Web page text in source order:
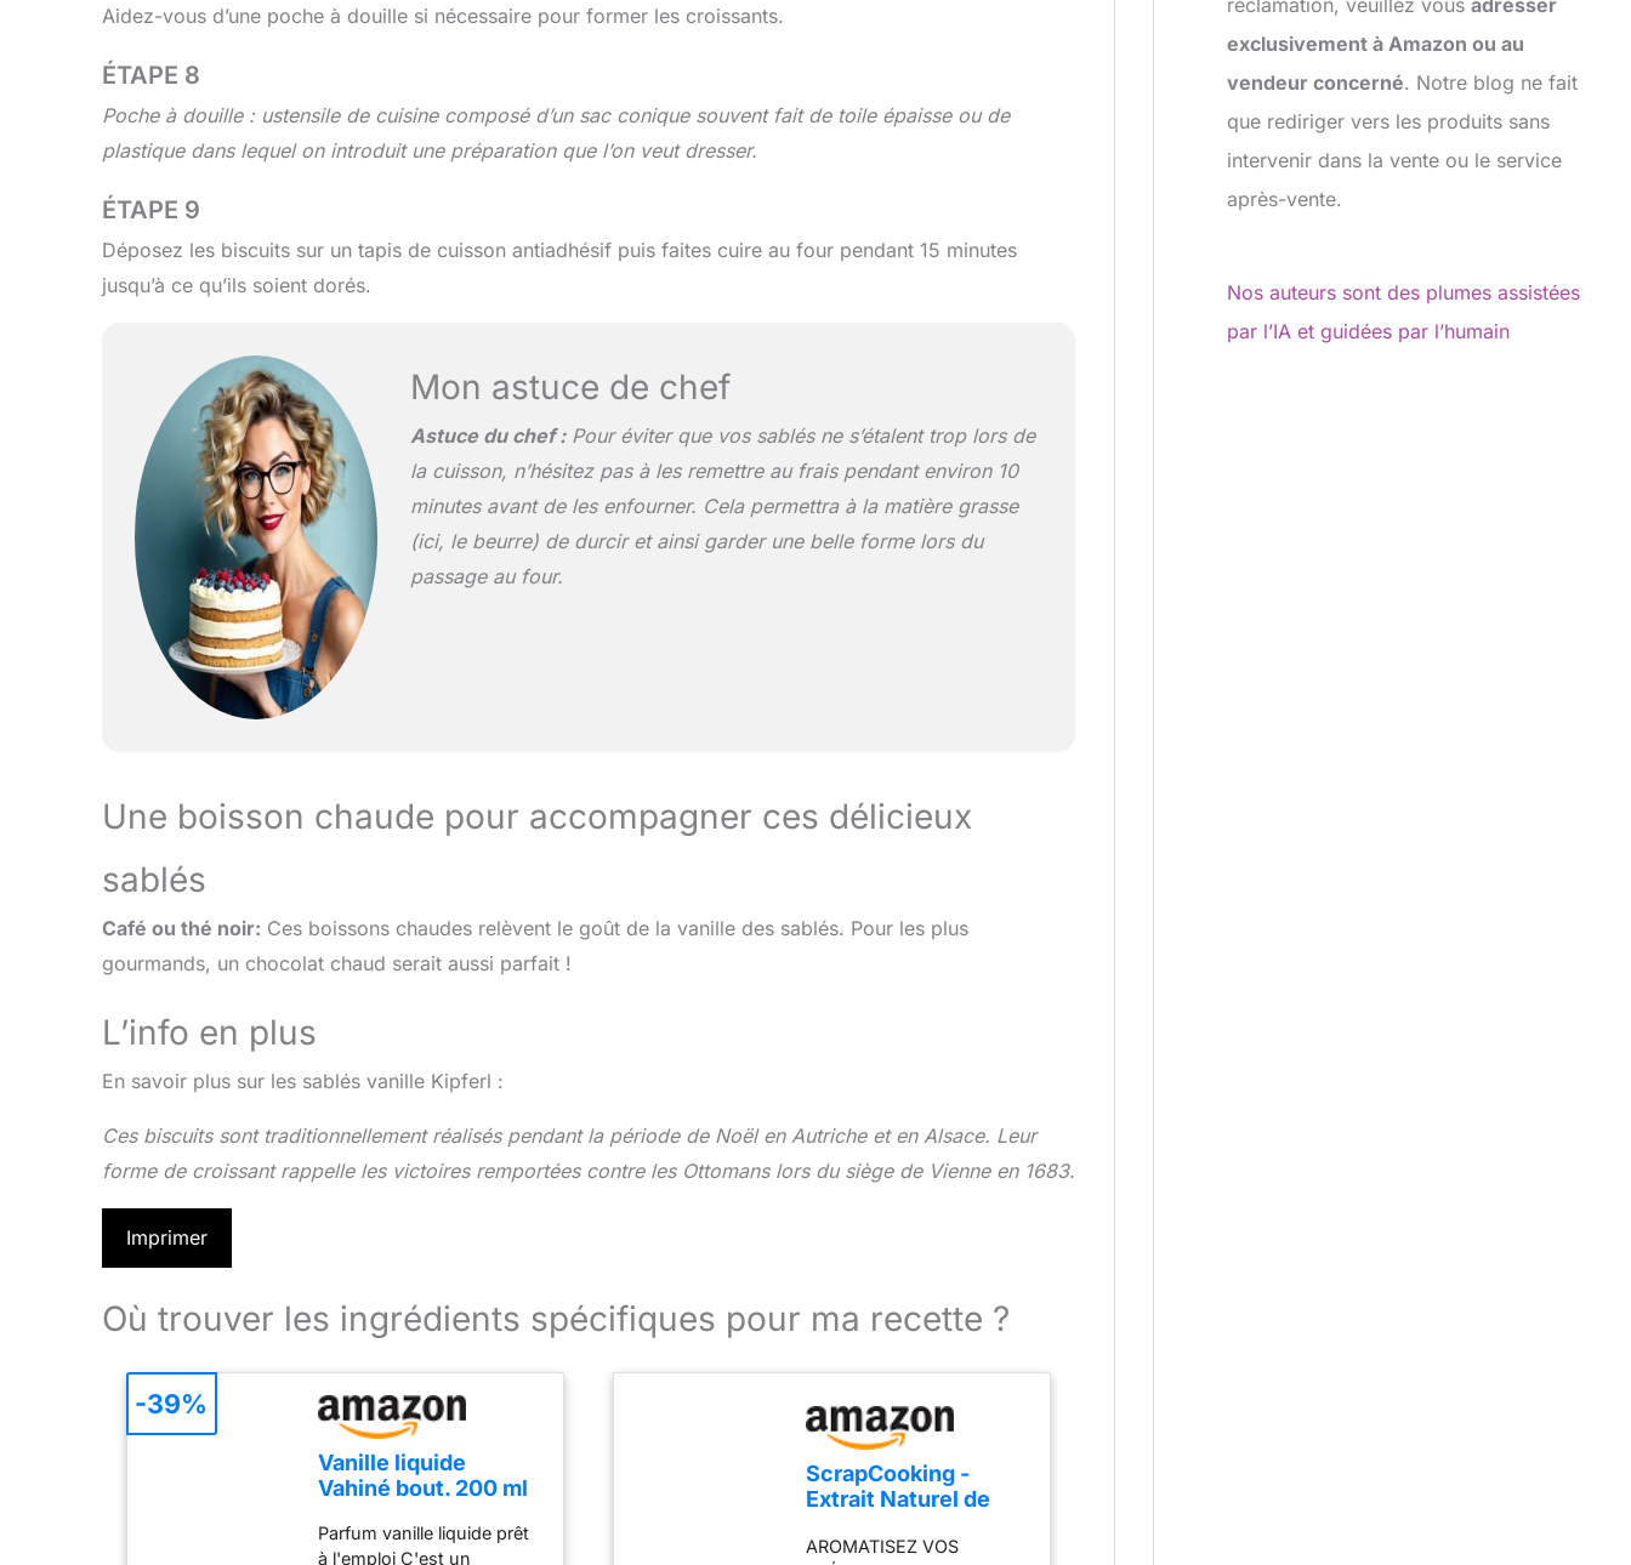
Aidez-vous d’une poche à douille si nécessaire pour former les croissants.
ÉTAPE 8
Poche à douille : ustensile de cuisine composé d’un sac conique souvent fait de toile épaisse ou de
plastique dans lequel on introduit une préparation que l’on veut dresser.
ÉTAPE 9
Déposez les biscuits sur un tapis de cuisson antiadhésif puis faites cuire au four pendant 15 minutes
jusqu’à ce qu’ils soient dorés.
Mon astuce de chef
Astuce du chef :Pour éviter que vos sablés ne s’étalent trop lors de
la cuisson, n’hésitez pas à les remettre au frais pendant environ 10
minutes avant de les enfourner. Cela permettra à la matière grasse
(ici, le beurre) de durcir et ainsi garder une belle forme lors du
passage au four.
Une boisson chaude pour accompagner ces délicieux
sablés
Café ou thé noir: Ces boissons chaudes relèvent le goût de la vanille des sablés. Pour les plus
gourmands, un chocolat chaud serait aussi parfait !
L’info en plus
En savoir plus sur les sablés vanille Kipferl :
Ces biscuits sont traditionnellement réalisés pendant la période de Noël en Autriche et en Alsace. Leur
forme de croissant rappelle les victoires remportées contre les Ottomans lors du siège de Vienne en 1683.
Imprimer
Où trouver les ingrédients spécifiques pour ma recette ?
Vanille liquide
Vahiné bout. 200 ml
Parfum vanille liquide prêt
à l'emploi C'est un
-39%
ScrapCooking -
Extrait Naturel de
Vanille Liquide pour
AROMATISEZ VOS
réclamation, veuillez vousadresser
exclusivement à Amazon ou au
vendeur concerné. Notre blog ne fait
que rediriger vers les produits sans
intervenir dans la vente ou le service
après-vente.
Nos auteurs sont des plumes assistées
par l’IA et guidées par l’humain